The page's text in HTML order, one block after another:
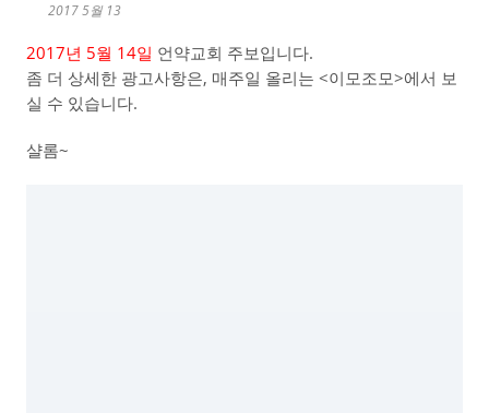
2017 5월 13
2017년 5월 14일 언약교회 주보입니다.
좀 더 상세한 광고사항은, 매주일 올리는 <이모조모>에서 보
실 수 있습니다.
샬롬~